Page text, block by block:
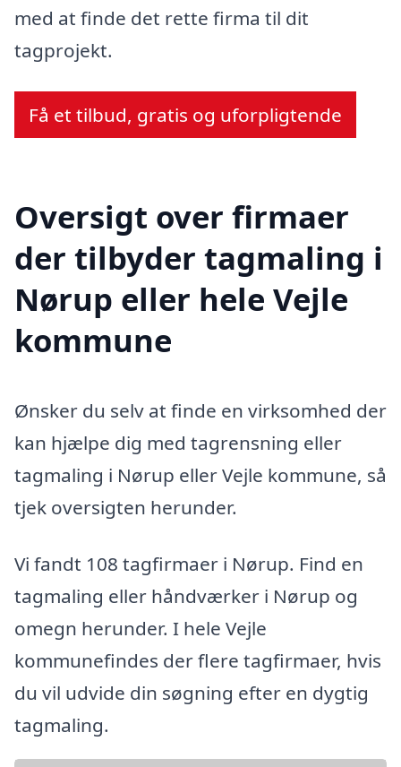
med at finde det rette firma til dit
tagprojekt.
Få et tilbud, gratis og uforpligtende
Oversigt over firmaer
der tilbyder tagmaling i
Nørup eller hele Vejle
kommune
Ønsker du selv at finde en virksomhed der
kan hjælpe dig med tagrensning eller
tagmaling i Nørup eller Vejle kommune, så
tjek oversigten herunder.
Vi fandt 108 tagfirmaer i Nørup. Find en
tagmaling eller håndværker i Nørup og
omegn herunder. I hele Vejle
kommunefindes der flere tagfirmaer, hvis
du vil udvide din søgning efter en dygtig
tagmaling.